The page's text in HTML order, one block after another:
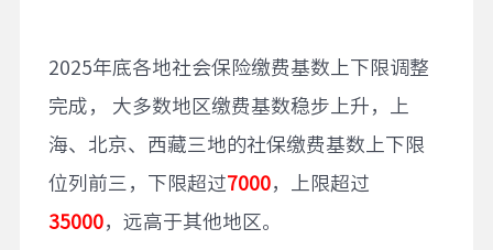
2025年底各地社会保险缴费基数上下限调整
完成， 大多数地区缴费基数稳步上升，上
海、北京、西藏三地的社保缴费基数上下限
位列前三，下限超过7000，上限超过
35000，远高于其他地区。